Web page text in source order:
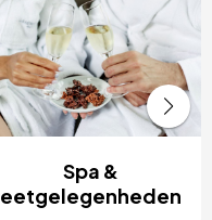
Spa &
eetgelegenheden